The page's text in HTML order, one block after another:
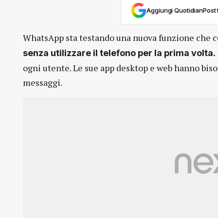
Aggiungi
WhatsApp sta testando una nuova funzione che c
senza utilizzare il telefono per la prima volta.
ogni utente. Le sue app desktop e web hanno
messaggi.